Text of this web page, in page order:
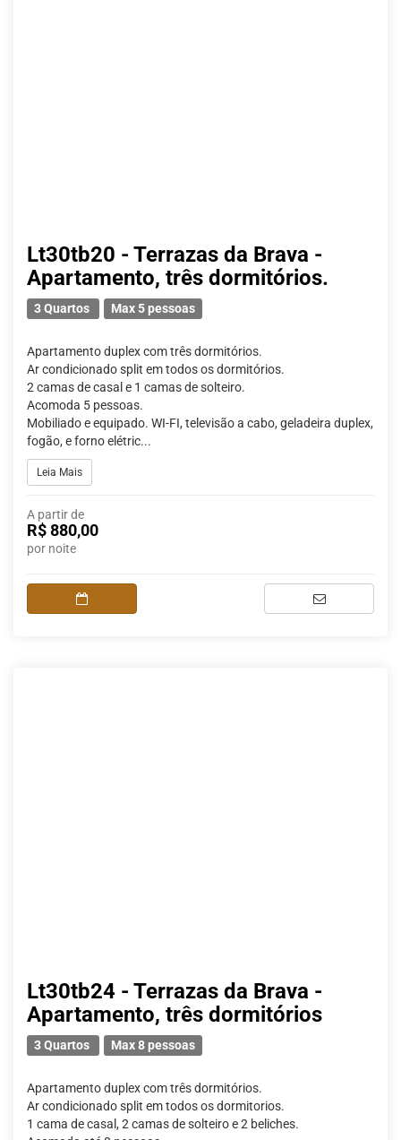
Lt30tb20 - Terrazas da Brava -
Apartamento, três dormitórios.
3 Quartos Max 5 pessoas
Apartamento duplex com três dormitórios.
Ar condicionado split em todos os dormitórios.
2 camas de casal e 1 camas de solteiro.
Acomoda 5 pessoas.
Mobiliado e equipado. WI-FI, televisão a cabo, geladeira duplex,
fogão, e forno elétric...
Leia Mais
A partir de
R$ 880,00
por noite
Lt30tb24 - Terrazas da Brava -
Apartamento, três dormitórios
3 Quartos Max 8 pessoas
Apartamento duplex com três dormitórios.
Ar condicionado split em todos os dormitorios.
1 cama de casal, 2 camas de solteiro e 2 beliches.